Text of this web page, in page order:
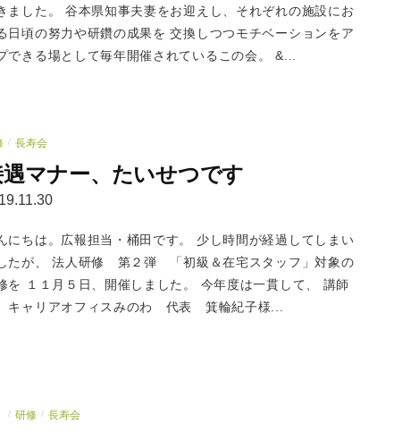
ました。 谷本県知事夫妻をお迎えし、それぞれの施設にお
日頃の努力や研鑽の成果を 交換しつつモチベーションをア
できる場として毎年開催されているこの会。 &...
/ 長寿会
マナー、たいせつです
にちは。広報担当・桶田です。 少し時間が経過してしまい
たが、 法人研修 第２弾 「初級＆在宅スタッフ」対象の
を １１月５日、開催しました。 今年度は一貫して、 講師
ャリアオフィスみのわ 代表 箕輪紀子様...
/ 研修 / 長寿会